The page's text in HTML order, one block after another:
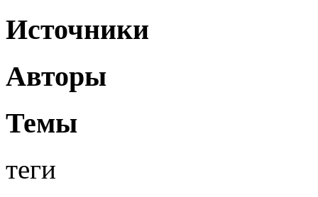
Источники
Авторы
Темы
теги